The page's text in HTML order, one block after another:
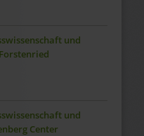
und
und
Center